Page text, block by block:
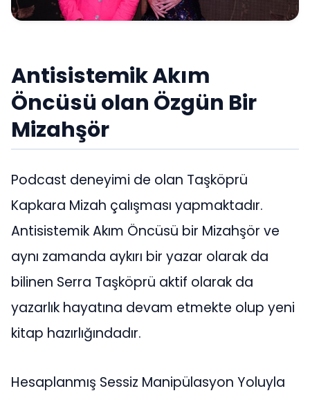
Antisistemik Akım
Öncüsü olan Özgün Bir
Mizahşör
Podcast deneyimi de olan Taşköprü
Kapkara Mizah çalışması yapmaktadır.
Antisistemik Akım Öncüsü bir Mizahşör ve
aynı zamanda aykırı bir yazar olarak da
bilinen Serra Taşköprü aktif olarak da
yazarlık hayatına devam etmekte olup yeni
kitap hazırlığındadır.
Hesaplanmış Sessiz Manipülasyon Yoluyla